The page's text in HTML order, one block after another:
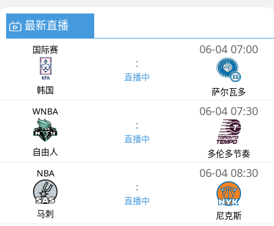
最新直播
国际赛
韩国
:
直播中
06-04 07:00
萨尔瓦多
WNBA
自由人
:
直播中
06-04 07:30
多伦多节奏
NBA
马刺
:
直播中
06-04 08:30
尼克斯